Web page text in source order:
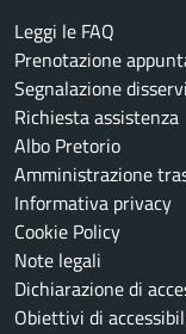
Leggi le FAQ
Prenotazione
Segnalazione
Richiesta assistenza
Albo Pretorio
Amministrazione
Informativa privacy
Cookie Policy
Note legali
Dichiarazione di
Obiettivi di